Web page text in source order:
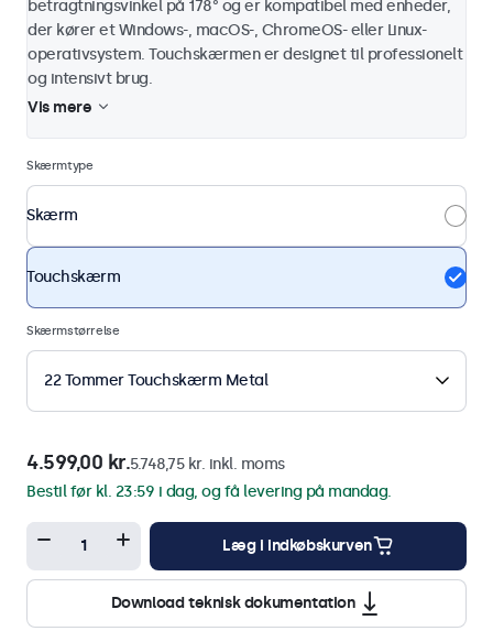
betragtningsvinkel på 178° og er kompatibel med enheder,
der kører et Windows-, macOS-, ChromeOS- eller Linux-
operativsystem. Touchskærmen er designet til professionelt
og intensivt brug.
Vis mere
Skærmtype
Skærm
Touchskærm
Skærmstørrelse
22 Tommer Touchskærm Metal
4.599,00 kr.5.748,75 kr. inkl. moms
Bestil før kl. 23:59 i dag, og få levering på mandag.
Læg i indkøbskurven
Download teknisk dokumentation